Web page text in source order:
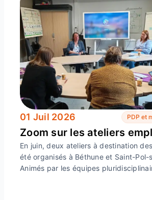
01 Juil 2026 PDP et
Zoom sur les ateliers
En juin, deux ateliers à destination
été organisés à Béthune et Saint-Pol-
Animés par les équipes